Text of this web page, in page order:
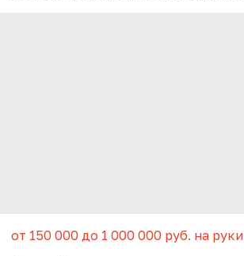
от 150 000 до 1 000 000 руб. на руки